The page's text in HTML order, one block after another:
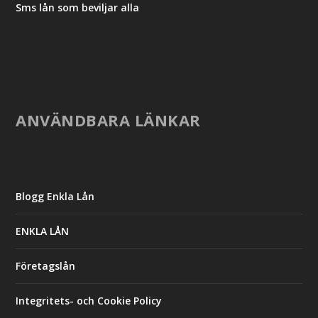
Sms lån som beviljar alla
ANVÄNDBARA LÄNKAR
Blogg Enkla Lån
ENKLA LÅN
Företagslån
Integritets- och Cookie Policy